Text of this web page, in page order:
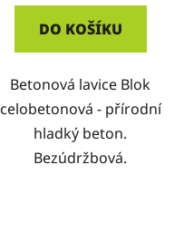
DO KOŠÍKU
Betonová lavice Blok
celobetonová - přírodní
hladký beton.
Bezúdržbová.